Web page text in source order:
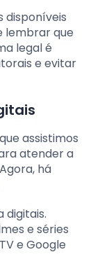
disponíveis
lembrar que
legal é
e evitar
assistimos
atender a
há
digitais.
e séries
e Google